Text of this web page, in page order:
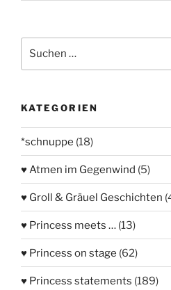
nach:
KATEGORIEN
*schnuppe (18)
♥ Atmen im Gegenwind (5)
♥ Groll & Gräuel Geschichten
♥ Princess meets … (13)
♥ Princess on stage (62)
♥ Princess statements (189)